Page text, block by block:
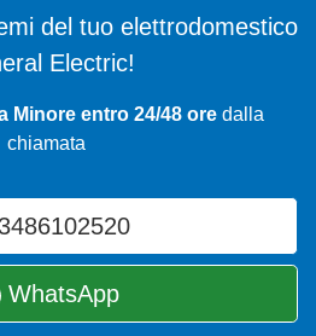
del tuo elettrodomestico
Electric!
Minore entro 24/48 ore dalla
chiamata
3486102520
WhatsApp